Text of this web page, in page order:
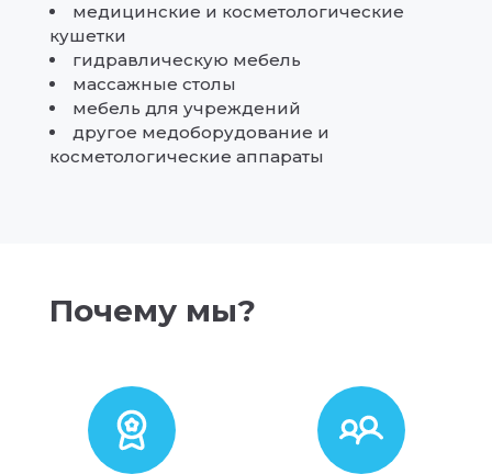
медицинские и косметологические
кушетки
гидравлическую мебель
массажные столы
мебель для учреждений
другое медоборудование и
косметологические аппараты
Почему мы?